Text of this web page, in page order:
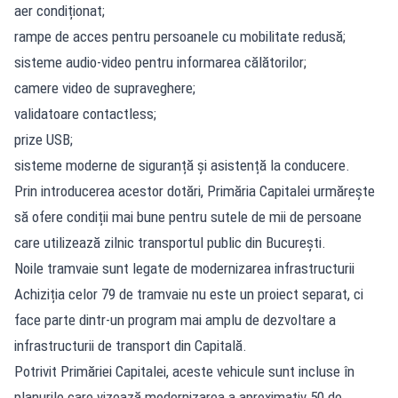
aer condiționat;
rampe de acces pentru persoanele cu mobilitate redusă;
sisteme audio-video pentru informarea călătorilor;
camere video de supraveghere;
validatoare contactless;
prize USB;
sisteme moderne de siguranță și asistență la conducere.
Prin introducerea acestor dotări, Primăria Capitalei urmărește
să ofere condiții mai bune pentru sutele de mii de persoane
care utilizează zilnic transportul public din București.
Noile tramvaie sunt legate de modernizarea infrastructurii
Achiziția celor 79 de tramvaie nu este un proiect separat, ci
face parte dintr-un program mai amplu de dezvoltare a
infrastructurii de transport din Capitală.
Potrivit Primăriei Capitalei, aceste vehicule sunt incluse în